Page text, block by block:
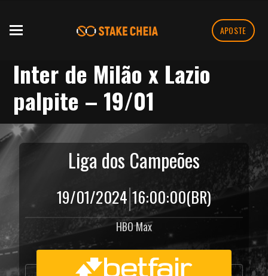
APOSTE
Inter de Milão x Lazio
palpite – 19/01
Liga dos Campeões
19/01/2024|16:00:00(BR)
HBO Max